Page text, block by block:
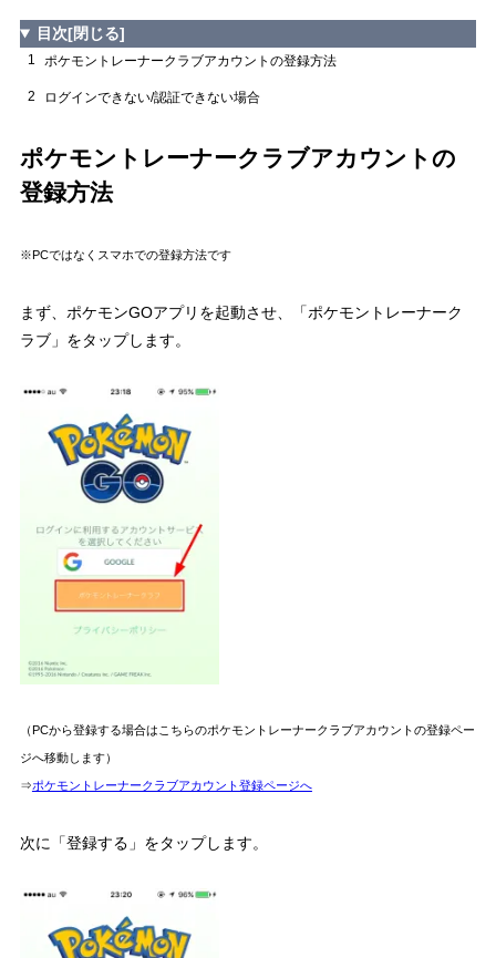
目次[閉じる]
1 ポケモントレーナークラブアカウントの登録方法
2 ログインできない/認証できない場合
ポケモントレーナークラブアカウントの
登録方法
※PCではなくスマホでの登録方法です
まず、ポケモンGOアプリを起動させ、「ポケモントレーナーク
ラブ」をタップします。
（PCから登録する場合はこちらのポケモントレーナークラブアカウントの登録ペー
ジへ移動します）
⇒ポケモントレーナークラブアカウント登録ページへ
次に「登録する」をタップします。